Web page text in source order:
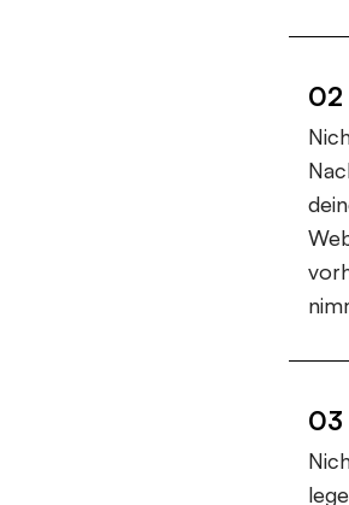
02
03